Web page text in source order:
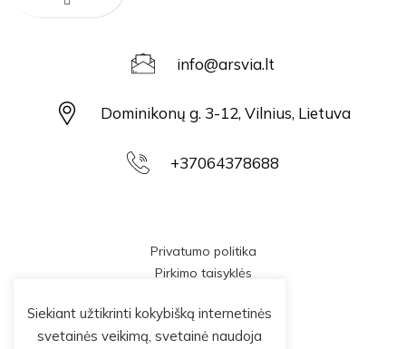
info@arsvia.lt
Dominikonų g. 3-12, Vilnius, Lietuva
+37064378688
Privatumo politika
Pirkimo taisyklės
Siekiant užtikrinti kokybišką internetinės
svetainės veikimą, svetainė naudoja